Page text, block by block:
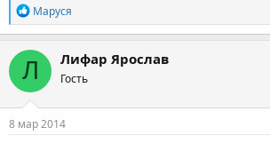
R
e
a
c
t
o
n
s
Маруся
Л Лифар Ярослав
Гость
8 мар 2014